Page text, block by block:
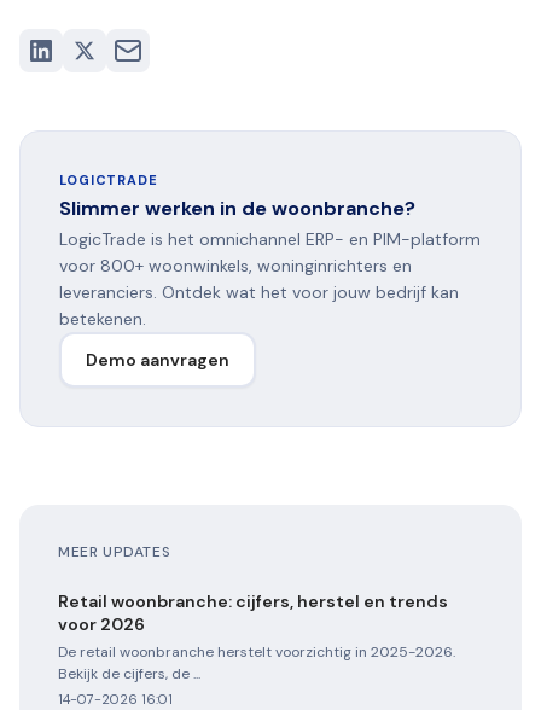
LOGICTRADE
Slimmer werken in de woonbranche?
LogicTrade is het omnichannel ERP- en PIM-platform
voor 800+ woonwinkels, woninginrichters en
leveranciers. Ontdek wat het voor jouw bedrijf kan
betekenen.
Demo aanvragen
MEER UPDATES
Retail woonbranche: cijfers, herstel en trends
voor 2026
De retail woonbranche herstelt voorzichtig in 2025-2026.
Bekijk de cijfers, de ...
14-07-2026 16:01